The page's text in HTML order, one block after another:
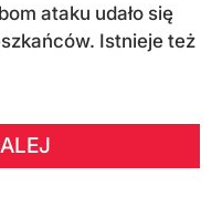
ataku udało się
Istnieje też